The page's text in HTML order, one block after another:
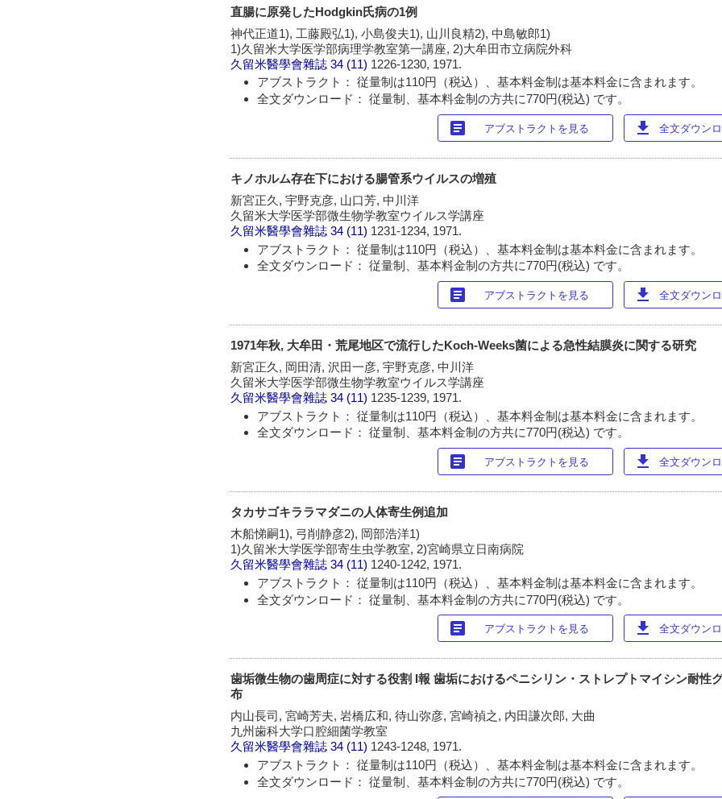
直腸に原発したHodgkin氏病の1例
神代正道1), 工藤殿弘1), 小島俊夫1), 山川良精2), 中島敏郎1)
1)久留米大学医学部病理学教室第一講座, 2)大牟田市立病院外科
久留米醫學會雜誌 34 (11) 1226-1230, 1971.
アブストラクト： 従量制は110円（税込）、基本料金制は基本料金に含まれます。
全文ダウンロード： 従量制、基本料金制の方共に770円(税込) です。
article アブストラクトを見る download 全文ダウン
キノホルム存在下における腸管系ウイルスの増殖
新宮正久, 宇野克彦, 山口芳, 中川洋
久留米大学医学部微生物学教室ウイルス学講座
久留米醫學會雜誌 34 (11) 1231-1234, 1971.
アブストラクト： 従量制は110円（税込）、基本料金制は基本料金に含まれます。
全文ダウンロード： 従量制、基本料金制の方共に770円(税込) です。
article アブストラクトを見る download 全文ダウン
1971年秋, 大牟田・荒尾地区で流行したKoch-Weeks菌による急性結膜炎に関する研究
新宮正久, 岡田清, 沢田一彦, 宇野克彦, 中川洋
久留米大学医学部微生物学教室ウイルス学講座
久留米醫學會雜誌 34 (11) 1235-1239, 1971.
アブストラクト： 従量制は110円（税込）、基本料金制は基本料金に含まれます。
全文ダウンロード： 従量制、基本料金制の方共に770円(税込) です。
article アブストラクトを見る download 全文ダウン
タカサゴキララマダニの人体寄生例追加
木船悌嗣1), 弓削静彦2), 岡部浩洋1)
1)久留米大学医学部寄生虫学教室, 2)宮崎県立日南病院
久留米醫學會雜誌 34 (11) 1240-1242, 1971.
アブストラクト： 従量制は110円（税込）、基本料金制は基本料金に含まれます。
全文ダウンロード： 従量制、基本料金制の方共に770円(税込) です。
article アブストラクトを見る download 全文ダウン
歯垢微生物の歯周症に対する役割 I報 歯垢におけるペニシリン・ストレプトマイシン耐性
布
内山長司, 宮崎芳夫, 岩橋広和, 待山弥彦, 宮崎禎之, 内田謙次郎, 大曲
九州歯科大学口腔細菌学教室
久留米醫學會雜誌 34 (11) 1243-1248, 1971.
アブストラクト： 従量制は110円（税込）、基本料金制は基本料金に含まれます。
全文ダウンロード： 従量制、基本料金制の方共に770円(税込) です。